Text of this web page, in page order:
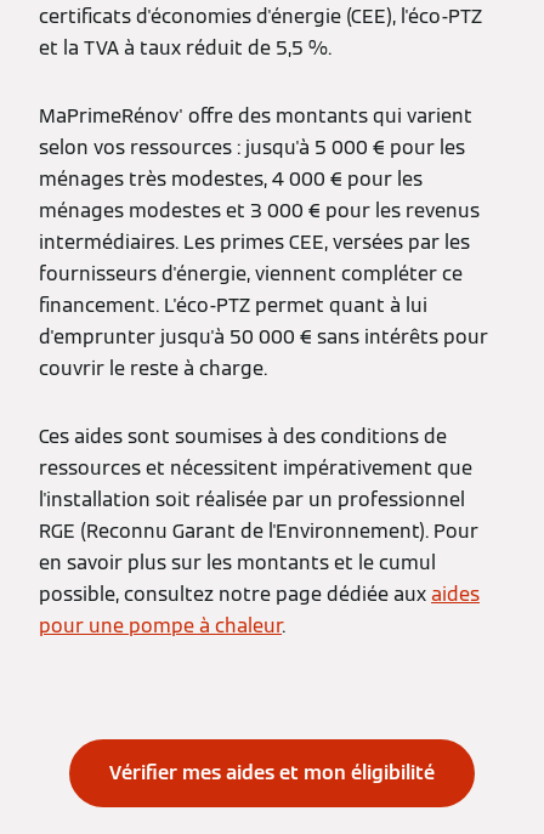
certificats d'économies d'énergie (CEE), l'éco-PTZ
et la TVA à taux réduit de 5,5 %.
MaPrimeRénov' offre des montants qui varient
selon vos ressources : jusqu'à 5 000 € pour les
ménages très modestes, 4 000 € pour les
ménages modestes et 3 000 € pour les revenus
intermédiaires. Les primes CEE, versées par les
fournisseurs d'énergie, viennent compléter ce
financement. L'éco-PTZ permet quant à lui
d'emprunter jusqu'à 50 000 € sans intérêts pour
couvrir le reste à charge.
Ces aides sont soumises à des conditions de
ressources et nécessitent impérativement que
l'installation soit réalisée par un professionnel
RGE (Reconnu Garant de l'Environnement). Pour
en savoir plus sur les montants et le cumul
possible, consultez notre page dédiée auxaides
pour une pompe à chaleur.
Vérifier mes aides et mon éligibilité